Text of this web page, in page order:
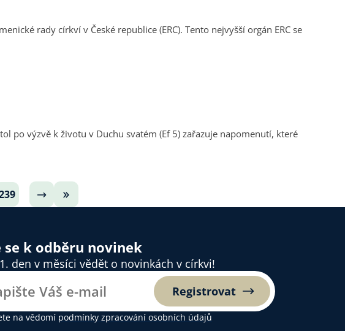
rady církví v České republice (ERC). Tento nejvyšší orgán ERC se
se k odběru novinek
den v měsíci vědět o novinkách v církvi!
Registrovat
na vědomí podmínky zpracování osobních údajů